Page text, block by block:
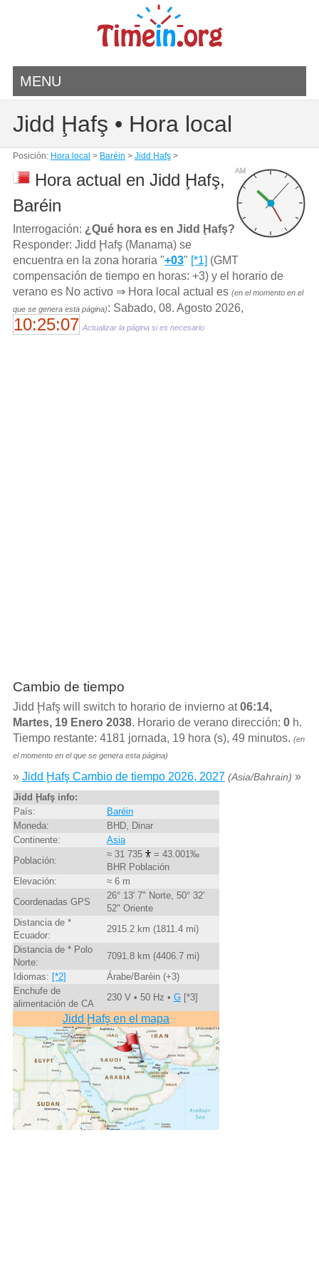
MENU
Jidd Ḩafş • Hora local
Posición: Hora local > Baréin > Jidd Ḩafş>
AM
Hora actual en Jidd Ḩafş,
Baréin
Interrogación: ¿Qué hora es en Jidd Ḩafş?
Responder: Jidd Ḩafş (Manama) se
encuentra en la zona horaria "+03" [*1] (GMT
compensación de tiempo en horas: +3) y el horario de
verano es No activo ⇒ Hora local actual es (en el momento en el
que se genera esta página): Sabado, 08. Agosto 2026,
10:25:07 Actualizar la página si es necesario
Cambio de tiempo
Jidd Ḩafş will switch to horario de invierno at06:14,
Martes, 19 Enero 2038. Horario de verano dirección: 0h.
Tiempo restante: 4181 jornada, 19 hora (s), 49 minutos. (en
el momento en el que se genera esta página)
» Jidd Ḩafş Cambio de tiempo 2026, 2027 (Asia/Bahrain) »
Jidd Ḩafş info:
País:
Baréin
Moneda:
BHD, Dinar
Continente:
Asia
Población:
≈ 31 735
= 43.001‰
BHR Población
Elevación:
≈ 6 m
Coordenadas GPS
26° 13' 7" Norte, 50° 32'
52" Oriente
Distancia de *
Ecuador:
2915.2 km (1811.4 mi)
Distancia de * Polo
Norte:
7091.8 km (4406.7 mi)
Idiomas: [*2]
Árabe/Baréin (+3)
Enchufe de
alimentación de CA
230 V • 50 Hz • G[*3]
Jidd Ḩafş en el mapa